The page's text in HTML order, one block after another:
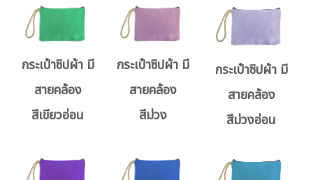
กระเป๋าซิปผ้า มี
สายคล้อง
สีเขียวอ่อน
กระเป๋าซิปผ้า มี
สายคล้อง
สีม่วง
กระเป๋าซิปผ้า มี
สายคล้อง
สีม่วงอ่อน